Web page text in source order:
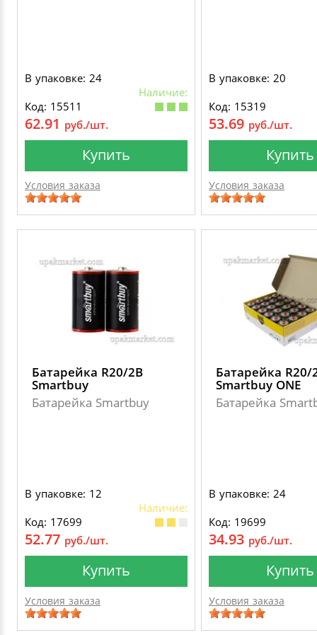
В упаковке: 24
Наличие:
Код: 15511
62.91 руб./шт.
Купить
Условия заказа
В упаковке: 20
Код: 15319
53.69 руб./шт.
Купить
Условия заказа
Батарейка R20/2B
Smartbuy
Батарейка Smartbuy
В упаковке: 12
Наличие:
Код: 17699
52.77 руб./шт.
Купить
Условия заказа
Батарейка R20/
Smartbuy ONE
Батарейка
В упаковке: 24
Код: 19699
34.93 руб./шт.
Купить
Условия заказа